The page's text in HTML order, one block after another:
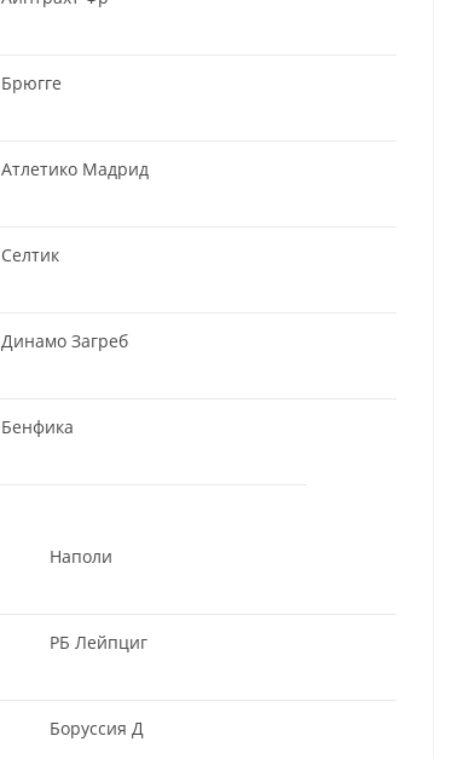
Брюгге
Атлетико Мадрид
Селтик
Динамо Загреб
Бенфика
Наполи
РБ Лейпциг
Боруссия Д